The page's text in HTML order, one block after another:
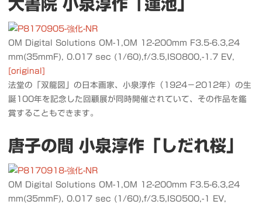
大書院 小泉淳作「蓮池」
OM Digital Solutions OM-1,OM 12-200mm F3.5-6.3,24
mm(35mmF), 0.017 sec (1/60),f/3.5,ISO800,-1.7 EV,
[original]
法堂の「双龍図」の日本画家、小泉淳作（1924－2012年）の生
誕100年を記念した回顧展が同時開催されていて、その作品を鑑
賞することもできます。
唐子の間 小泉淳作「しだれ桜」
OM Digital Solutions OM-1,OM 12-200mm F3.5-6.3,24
mm(35mmF), 0.017 sec (1/60),f/3.5,ISO500,-1 EV,